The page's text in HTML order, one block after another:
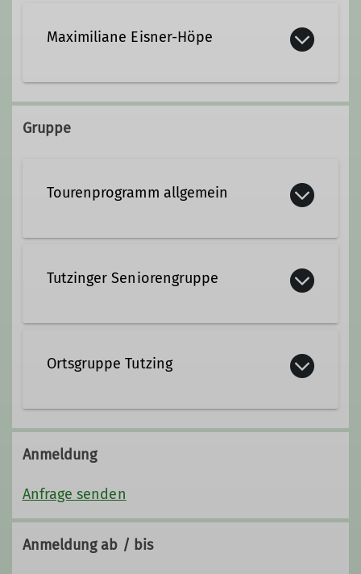
Maximiliane Eisner-Höpe
M.Eisner-Hoepe@dav-tutzing.de
Gruppe
Tourenprogramm allgemein
Tutzinger Seniorengruppe
Ortsgruppe Tutzing
Jeden Mittwoch um 18:30 Uhr im
Tutzinger Hof
Details
Anmeldung
Anfrage senden
Anmeldung ab / bis